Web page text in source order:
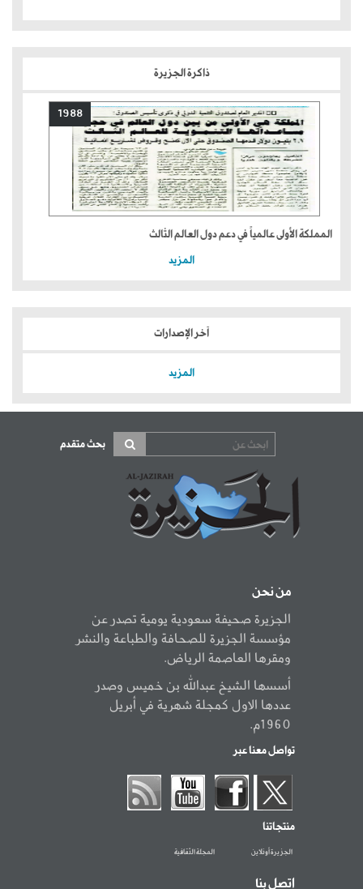
ذاكرة الجزيرة
1988
المملكة الأولى عالمياً في دعم دول العالم الثالث
المزيد
آخر الإصدارات
المزيد
بحث متقدم
من نحن
الجزيرة صحيفة سعودية يومية تصدر عن
مؤسسة الجزيرة للصحافة والطباعة والنشر
ومقرها العاصمة الرياض.
أسسها الشيخ عبدالله بن خميس وصدر
عددها الاول كمجلة شهرية في أبريل
1960م.
تواصل معنا عبر
منتجاتنا
الجزيرة أونلاين المجلة الثقافية
اتصل بنا